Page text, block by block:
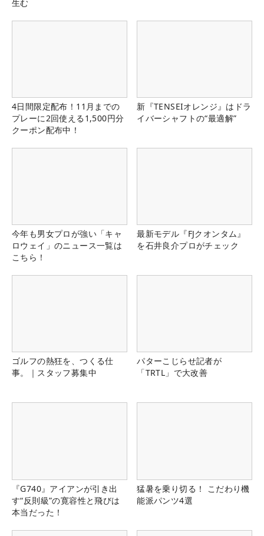
生む
4日間限定配布！11月までの
プレーに2回使える1,500円分
クーポン配布中！
新『TENSEIオレンジ』はドラ
イバーシャフトの“最適解”
今年も男女プロが強い「キャ
ロウェイ」のニュース一覧は
こちら！
最新モデル『FJクオンタム』
を石井良介プロがチェック
ゴルフの熱狂を、つくる仕
事。｜スタッフ募集中
パターこじらせ記者が
「TRTL」で大改善
『G740』アイアンが引き出
す“反則級”の寛容性と飛びは
本当だった！
猛暑を乗り切る！ こだわり機
能派パンツ4選